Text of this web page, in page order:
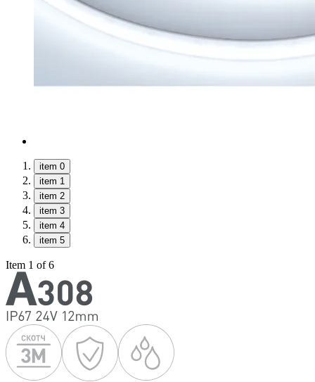
item 0
item 1
item 2
item 3
item 4
item 5
Item 1 of 6